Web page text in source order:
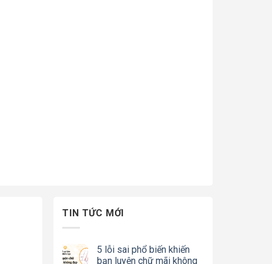
TIN TỨC MỚI
5 lỗi sai phổ biến khiến
bạn luyện chữ mãi không